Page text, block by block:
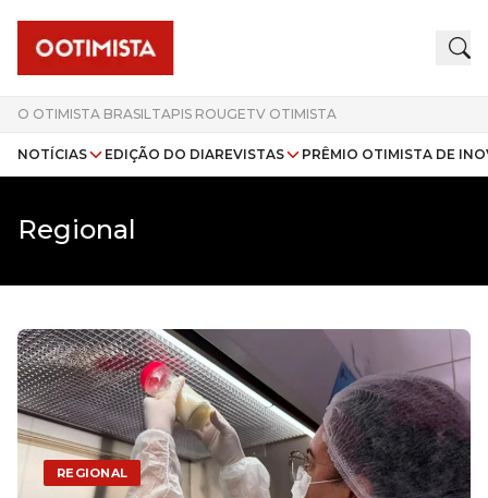
O OTIMISTA BRASILTAPIS ROUGETV OTIMISTA
NOTÍCIAS EDIÇÃO DO DIAREVISTAS PRÊMIO OTIMISTA DE
Regional
REGIONAL